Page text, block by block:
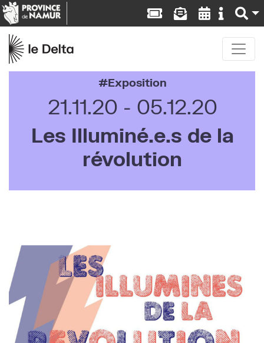
Exposition
21.11.20
05.12.20
Les Illuminé.e.s de la
révolution